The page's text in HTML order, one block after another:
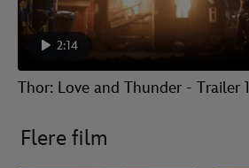
2:14
Thor: Love and Thunder - Trailer 1
Flere film